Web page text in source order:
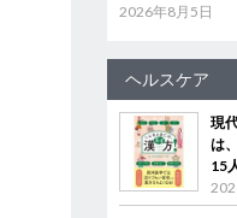
2026年8月5日
ヘルスケア
現
は
15